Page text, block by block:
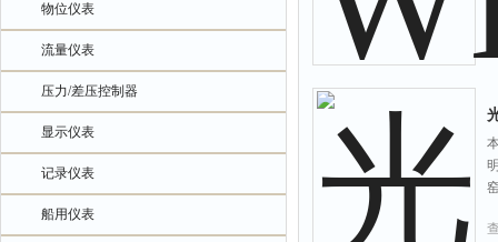
物位仪表
流量仪表
压力/差压控制器
显示仪表
记录仪表
船用仪表